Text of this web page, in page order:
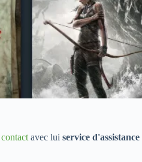
contactavec lui service d'assistance